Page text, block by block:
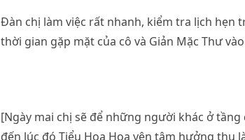
Đàn chị làm việc rất nhanh, kiểm tra lịch hẹn
thời gian gặp mặt của cô và Giản Mặc Thư
[Ngày mai chị sẽ để những người khác ở
đến lúc đó Tiểu Họa Họa yên tâm hưởng thụ